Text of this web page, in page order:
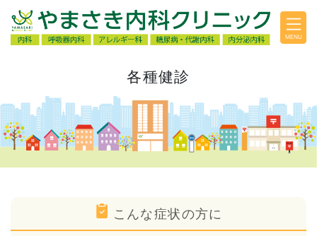
MENU
各種健診
こんな症状の方に